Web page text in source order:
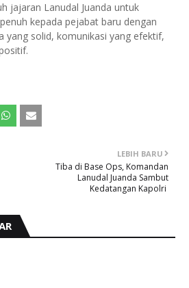
jajaran Lanudal Juanda untuk
kepada pejabat baru dengan
yang solid, komunikasi yang efektif,
LEBIH BARU
Tiba di Base Ops, Komandan
Lanudal Juanda Sambut
Kedatangan Kapolri ‎